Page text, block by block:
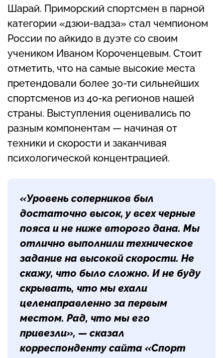
Шарай. Приморский спортсмен в парной
категории «дзюи-вадза» стал чемпионом
России по айкидо в дуэте со своим
учеником Иваном Короченцевым. Стоит
отметить, что на самые высокие места
претендовали более 30-ти сильнейших
спортсменов из 40-ка регионов нашей
страны. Выступления оценивались по
разным компонентам — начиная от
техники и скорости и заканчивая
психологической концентрацией.
«Уровень соперников был
достаточно высок, у всех черные
пояса и не ниже второго дана. Мы
отлично выполнили техническое
задание на высокой скорости. Не
скажу, что было сложно. И не буду
скрывать, что мы ехали
целенаправленно за первым
местом. Рад, что мы его
привезли», — сказал
корреспонденту сайта «Спорт